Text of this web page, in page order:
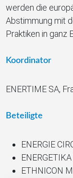
werden die
Abstimmung mit
Praktiken in ganz
Koordinator
ENERTIME SA,
Beteiligte
ENERGIE
ETHNICON